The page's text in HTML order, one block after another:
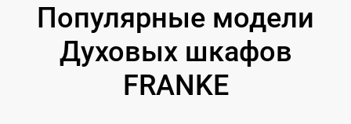
Популярные модели
Духовых шкафов
FRANKE